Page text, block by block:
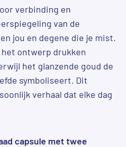
verbinding en
van de
jou en degene die je mist.
ontwerp drukken
het glanzende goud de
symboliseert. Dit
verhaal dat elke dag
capsule met twee